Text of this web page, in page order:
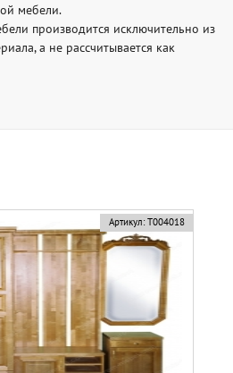
мебели.
производится исключительно из
а не рассчитывается как
Артикул: Т004018